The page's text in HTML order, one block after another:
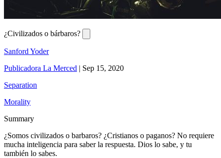
¿Civilizados o bárbaros?
Sanford Yoder
Publicadora La Merced | Sep 15, 2020
Separation
Morality
Summary
¿Somos civilizados o barbaros? ¿Cristianos o paganos? No requiere
mucha inteligencia para saber la respuesta. Dios lo sabe, y tu
también lo sabes.